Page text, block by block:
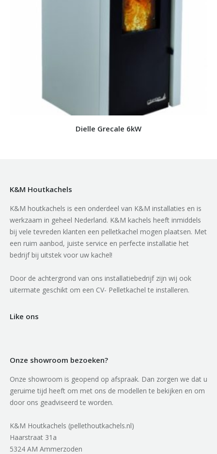
Dielle Grecale 6kW
K&M Houtkachels
K&M houtkachels is een onderdeel van K&M installaties en is
werkzaam in geheel Nederland. K&M kachels heeft inmiddels
bij vele tevreden klanten een pelletkachel mogen plaatsen. Met
een ruim aanbod, juiste service en perfecte installatie het
bedrijf bij uitstek voor uw kachel!
Door de achtergrond van ons installatiebedrijf zijn wij ook
uitermate geschikt om een CV- Pelletkachel te installeren.
Like ons
Onze showroom bezoeken?
Onze showroom is geopend op afspraak. Dan zorgen we dat u
geruime tijd heeft om met ons de modellen te bekijken en om
door ons geadviseerd te worden.
K&M Houtkachels (pellethoutkachels.nl)
Haarstraat 31a
5324 AM Ammerzoden